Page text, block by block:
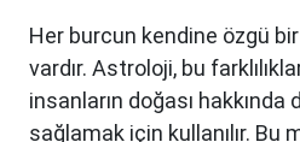
Her burcun kendine özgü
vardır. Astroloji, bu
insanların doğası
sağlamak için kullanılır. Bu